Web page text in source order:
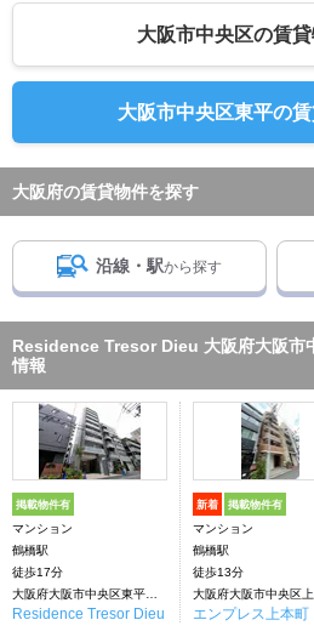
大阪市中央区の賃
大阪市中央区東平の
大阪府の賃貸物件を探す
沿線・駅から探す
Residence Tresor Dieu 大阪府大阪市
情報
掲載物件有
マンション
鶴橋駅
徒歩17分
Residence Tresor Dieu
新着 掲載物件有
マンション
鶴橋駅
徒歩13分
エンプレス上本町